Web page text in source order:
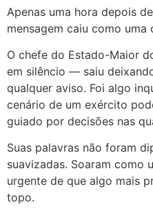
Apenas uma hora depois
mensagem caiu como uma
O chefe do Estado-Maior
em silêncio — saiu
qualquer aviso. Foi algo
cenário de um exército
guiado por decisões nas
Suas palavras não foram
suavizadas. Soaram como
urgente de que algo mais
topo.